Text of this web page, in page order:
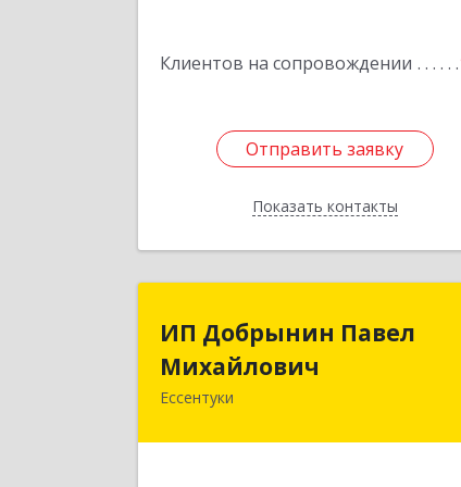
Клиентов на сопровождении
Отправить заявку
Показать контакты
Отправить заявку
Назад
ИП Добрынин Павел
Михайлович
Ессентуки
ИП Добрынин